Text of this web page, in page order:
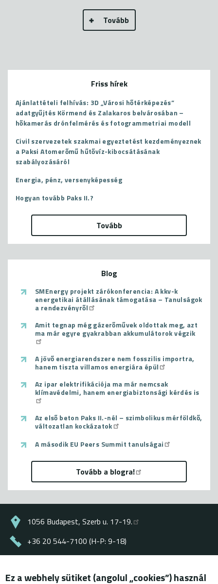
Tovább
Friss hírek
Ajánlattételi felhívás: 3D „Városi hőtérképezés”
adatgyűjtés Körmend és Zalakaros belvárosában –
hőkamerás drónfelmérés és fotogrammetriai modell
Civil szervezetek szakmai egyeztetést kezdeményeznek
a Paksi Atomerőmű hűtővíz-kibocsátásának
szabályozásáról
Energia, pénz, versenyképesség
Hogyan tovább Paks II.?
Tovább
Blog
SMEnergy projekt zárókonferencia: A kkv-k
energetikai átállásának támogatása – Tanulságok
a rendezvényről
Amit tegnap még gázerőművek oldottak meg, azt
ma már egyre gyakrabban akkumulátorok végzik
A jövő energiarendszere nem fosszilis importra,
hanem tiszta villamos energiára épül
Az ipar elektrifikációja ma már nemcsak
klímavédelmi, hanem energiabiztonsági kérdés is
Az első beton Paks II.-nél – szimbolikus mérföldkő,
változatlan kockázatok
A második EU Peers Summit tanulságai
Tovább a blogra!
1056 Budapest, Szerb u. 17-19.
+36 20 544-7100 (H-P: 9-18)
Ez a webhely sütiket (angolul „cookies”) használ